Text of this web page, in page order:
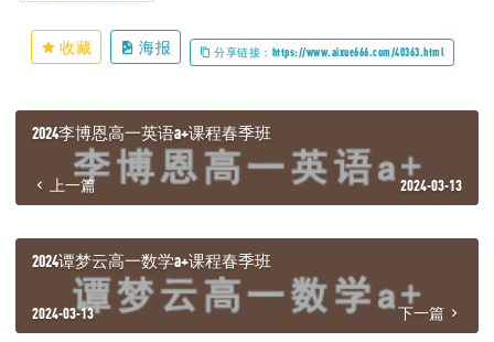
收藏 海报 分享链接：https://www.aixue666.com/40363.html
2024李博恩高一英语a+课程春季班
上一篇 2024-03-13
2024谭梦云高一数学a+课程春季班
2024-03-13 下一篇